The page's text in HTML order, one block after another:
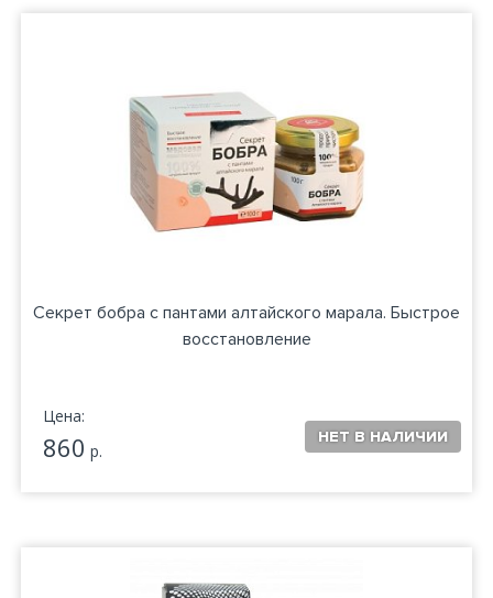
Секрет бобра с пантами алтайского марала. Быстрое
восстановление
Цена:
860 р.